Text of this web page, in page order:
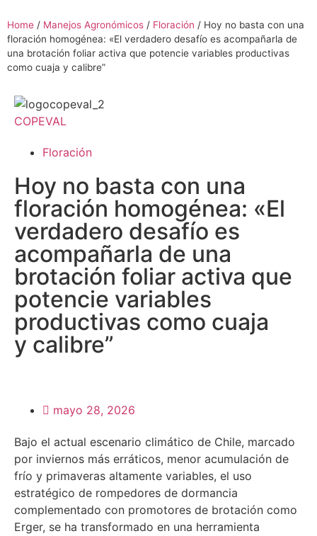
Home / Manejos Agronómicos / Floración / Hoy no basta con una
floración homogénea: «El verdadero desafío es acompañarla de
una brotación foliar activa que potencie variables productivas
como cuaja y calibre”
COPEVAL
Floración
Hoy no basta con una
floración homogénea: «El
verdadero desafío es
acompañarla de una
brotación foliar activa que
potencie variables
productivas como cuaja
y calibre”
mayo 28, 2026
Bajo el actual escenario climático de Chile, marcado
por inviernos más erráticos, menor acumulación de
frío y primaveras altamente variables, el uso
estratégico de rompedores de dormancia
complementado con promotores de brotación como
Erger, se ha transformado en una herramienta